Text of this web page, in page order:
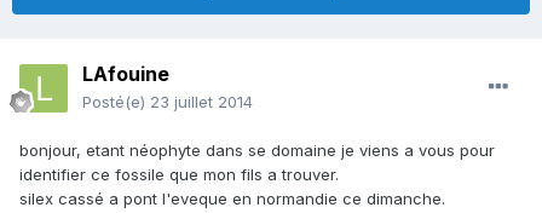
LAfouine
Posté(e) 23 juillet 2014
bonjour, etant néophyte dans se domaine je viens a vous pour
identifier ce fossile que mon fils a trouver.
silex cassé a pont l'eveque en normandie ce dimanche.